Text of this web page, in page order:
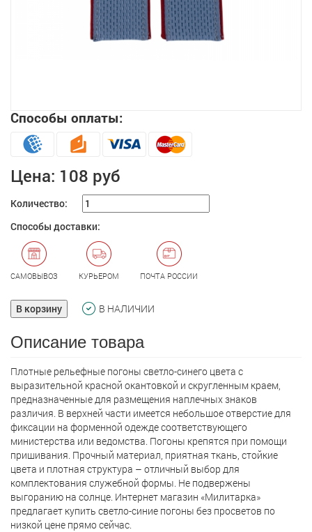
Способы оплаты:
Цена: 108 руб
Количество:
Способы доставки:
САМОВЫВОЗ КУРЬЕРОМ ПОЧТА РОССИИ
В корзину В НАЛИЧИИ
Описание товара
Плотные рельефные погоны светло-синего цвета с
выразительной красной окантовкой и скругленным краем,
предназначенные для размещения наплечных знаков
различия. В верхней части имеется небольшое отверстие для
фиксации на форменной одежде соответствующего
министерства или ведомства. Погоны крепятся при помощи
пришивания. Прочный материал, приятная ткань, стойкие
цвета и плотная структура – отличный выбор для
комплектования служебной формы. Не подвержены
выгоранию на солнце. Интернет магазин «Милитарка»
предлагает кyпить светло-синие погоны без просветов по
низкой цене прямо сейчас.